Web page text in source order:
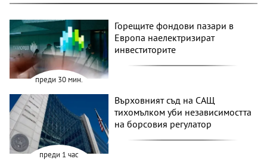
преди 30 мин.
Горещите фондови пазари в
Европа наелектризират
инвеститорите
преди 1 час
Върховният съд на САЩ
тихомълком уби независимостта
на борсовия регулатор